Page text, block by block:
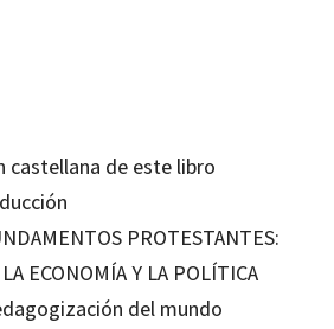
castellana de este libro
PROTESTANTES:
ECONOMÍA Y LA POLÍTICA
del mundo